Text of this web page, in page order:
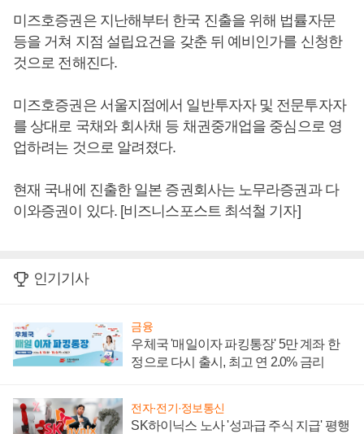
미즈호증권은 지난해부터 한국 진출을 위해 법률자문
등을 거쳐 지점 설립요건을 갖춘 뒤 예비인가를 신청한
것으로 전해진다.
미즈호증권은 서울지점에서 일반투자자 및 전문투자자
를 상대로 국채와 회사채 등 채권중개업을 중심으로 영
업하려는 것으로 알려졌다.
현재 국내에 진출한 일본 증권회사는 노무라증권과 다
이와증권이 있다. [비즈니스포스트 최석철 기자]
인기기사
금융
우체국 '매일이자 파킹통장' 5만 계좌 한
정으로 다시 출시, 최고 연 2.0% 금리
전자·전기·정보통신
SK하이닉스 노사 '성과급 주식 지급' 평행